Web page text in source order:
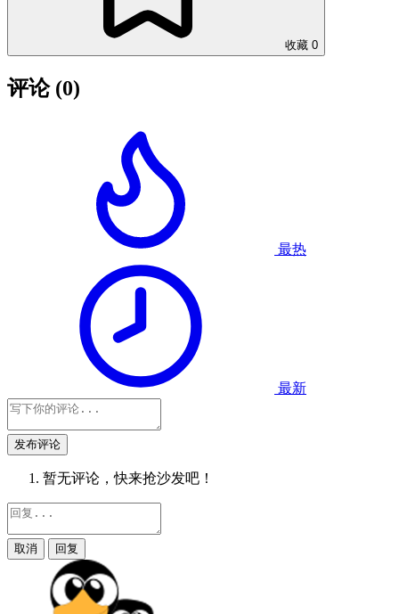
收藏 0
评论 (0)
最热
最新
发布评论
暂无评论，快来抢沙发吧！
取消 回复